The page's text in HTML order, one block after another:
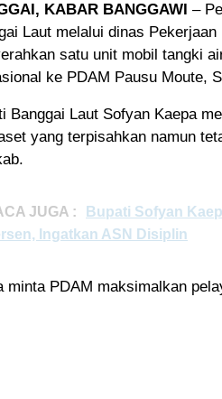
KABAR BANGGAWI –
Laut melalui dinas
satu unit mobil tangki
ke PDAM Pausu Moute,
Banggai Laut Sofyan Kaepa
yang terpisahkan namun
JUGA :
Bupati Sofyan
Ingatkan ASN Disiplin
minta PDAM maksimalkan